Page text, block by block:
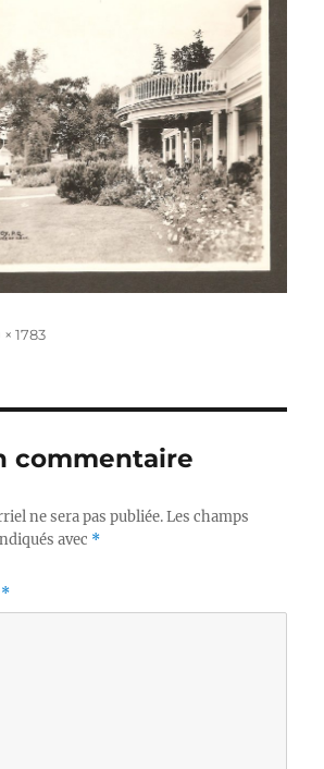
× 1783
commentaire
ne sera pas publiée. Les champs
avec *
*